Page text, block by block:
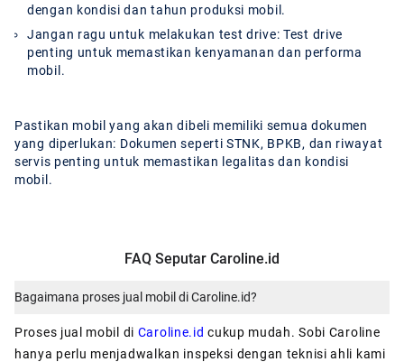
dengan kondisi dan tahun produksi mobil.
Jangan ragu untuk melakukan test drive: Test drive
penting untuk memastikan kenyamanan dan performa
mobil.
Pastikan mobil yang akan dibeli memiliki semua dokumen
yang diperlukan: Dokumen seperti STNK, BPKB, dan riwayat
servis penting untuk memastikan legalitas dan kondisi
mobil.
FAQ Seputar Caroline.id
Bagaimana proses jual mobil di Caroline.id?
Proses jual mobil di Caroline.idcukup mudah. Sobi Caroline
hanya perlu menjadwalkan inspeksi dengan teknisi ahli kami